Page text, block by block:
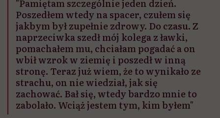
"Pamiętam szczególnie jeden dzień.
Poszedłem wtedy na spacer, czułem się
jakbym był zupełnie zdrowy. Do czasu. Z
naprzeciwka szedł mój kolega z ławki,
pomachałem mu, chciałam pogadać a on
wbił wzrok w ziemię i poszedł w inną
stronę. Teraz już wiem, że to wynikało ze
strachu, on nie wiedział, jak się
zachować. Bał się, wtedy bardzo mnie to
zabolało. Wciąż jestem tym, kim byłem"